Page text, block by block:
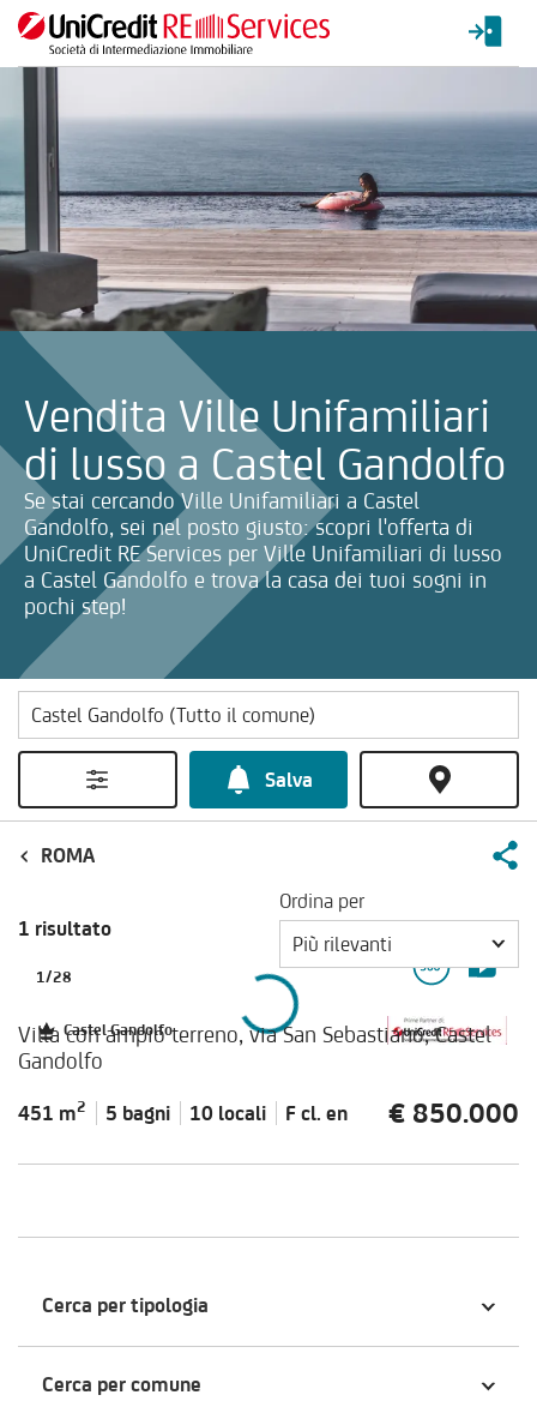
Vendita Ville Unifamiliari
di lusso a Castel Gandolfo
Se stai cercando Ville Unifamiliari a Castel
Gandolfo, sei nel posto giusto: scopri l'offerta di
UniCredit RE Services per Ville Unifamiliari di lusso
a Castel Gandolfo e trova la casa dei tuoi sogni in
pochi step!
Salva
ROMA
1 risultato
Ordina per
Più rilevanti
Castel Gandolfo
1/28
Villa con ampio terreno, via San Sebastiano, Castel
Gandolfo
451 m2 5 bagni 10 locali F cl. en € 850.000
Cerca per tipologia
Cerca per comune